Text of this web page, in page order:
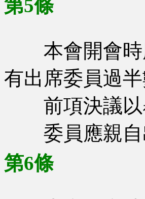
第5條
本會開會時
有出席委員過
前項決議以
委員應親自
第6條